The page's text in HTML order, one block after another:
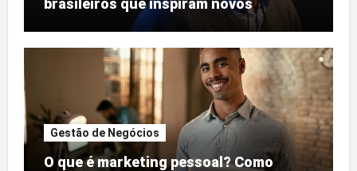
brasileiros que inspiram novos
Gestão de Negócios
O que é marketing pessoal? Como